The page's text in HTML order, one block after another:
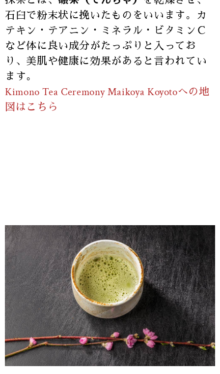
石臼で粉末状に挽いたものをいいます。カ
テキン・テアニン・ミネラル・ビタミンＣ
など体に良い成分がたっぷりと入ってお
り、美肌や健康に効果があると言われてい
ます。
Kimono Tea Ceremony Maikoya Koyotoへの地
図はこちら